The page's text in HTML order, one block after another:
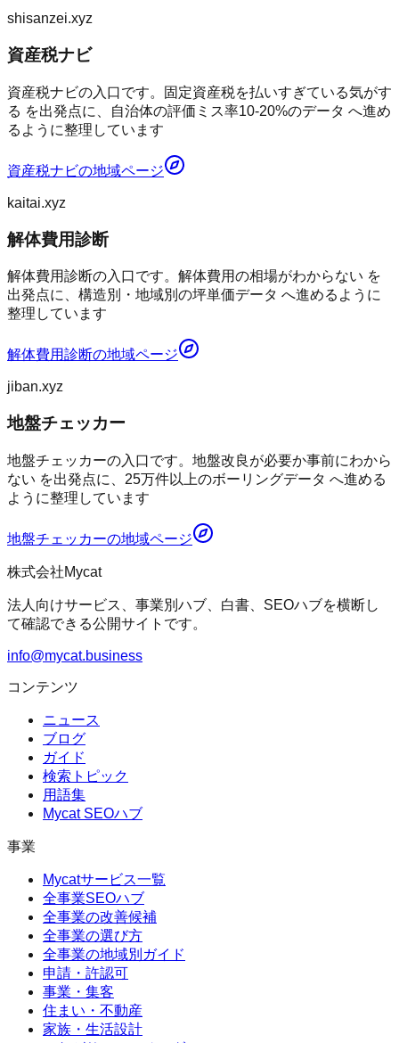
shisanzei.xyz
資産税ナビ
資産税ナビの入口です。固定資産税を払いすぎている気がす
る を出発点に、自治体の評価ミス率10-20%のデータ へ進め
るように整理しています
資産税ナビの地域ページ
kaitai.xyz
解体費用診断
解体費用診断の入口です。解体費用の相場がわからない を
出発点に、構造別・地域別の坪単価データ へ進めるように
整理しています
解体費用診断の地域ページ
jiban.xyz
地盤チェッカー
地盤チェッカーの入口です。地盤改良が必要か事前にわから
ない を出発点に、25万件以上のボーリングデータ へ進める
ように整理しています
地盤チェッカーの地域ページ
株式会社Mycat
法人向けサービス、事業別ハブ、白書、SEOハブを横断し
て確認できる公開サイトです。
info@mycat.business
コンテンツ
ニュース
ブログ
ガイド
検索トピック
用語集
Mycat SEOハブ
事業
Mycatサービス一覧
全事業SEOハブ
全事業の改善候補
全事業の選び方
全事業の地域別ガイド
申請・許認可
事業・集客
住まい・不動産
家族・生活設計